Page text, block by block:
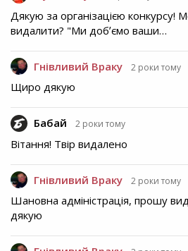
Дякую за організацією конкурсу!
видалити? "Ми добʼємо ваши…
Гнівливий Враку 2 роки тому
Щиро дякую
Бабай 2 роки тому
Вітання! Твір видалено
Гнівливий Враку 2 роки тому
Шановна адміністрація, прошу
дякую